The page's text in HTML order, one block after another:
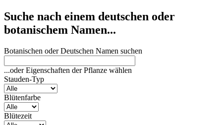
Suche nach einem deutschen oder
botanischem Namen...
Botanischen oder Deutschen Namen suchen
...oder Eigenschaften der Pflanze wählen
Stauden-Typ
Blütenfarbe
Blütezeit